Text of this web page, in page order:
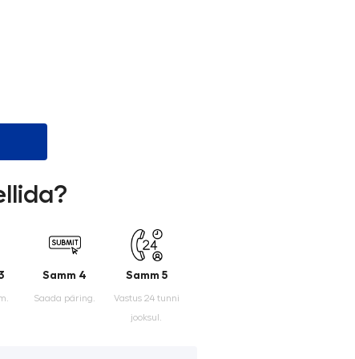
Samm 4
Saada päring.
Samm 5
Vastus 24 tunni
jooksul.